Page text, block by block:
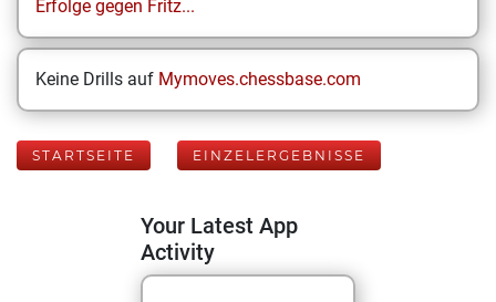
Erfolge gegen Fritz...
Keine Drills auf Mymoves.chessbase.com
STARTSEITE EINZELERGEBNISSE
Your Latest App
Activity